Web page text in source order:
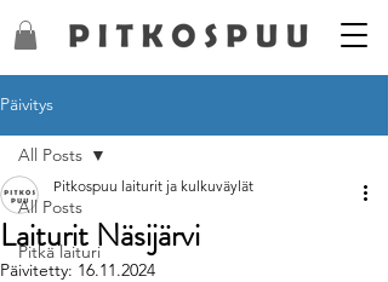
Päivitys
All Posts
Pitkä laituri
All Posts
Laiturit Näsijärvi
Pitkospuu laiturit ja kulkuväylät
Päivitetty: 16.11.2024